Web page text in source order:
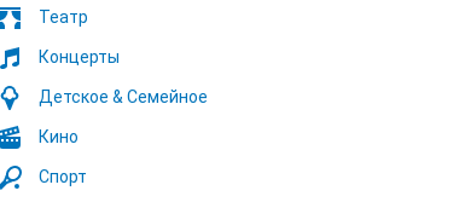
Театр
Концерты
Детское & Семейное
Кино
Спорт